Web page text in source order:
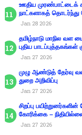
ஊதிய முரண்பாட்டைக்
நாட்களாகத் தொடர்ந்து
Jan 28 2026
தமிழ்நாடு மாநில வள
புதிய பாடப்புத்தகங்கள்
Jan 27 2026
முழு ஆண்டுத் தேர்வு
துறை அறிவிப்பு
Jan 27 2026
சிறப்பு
கோரிக்கை –
Jan 27 2026